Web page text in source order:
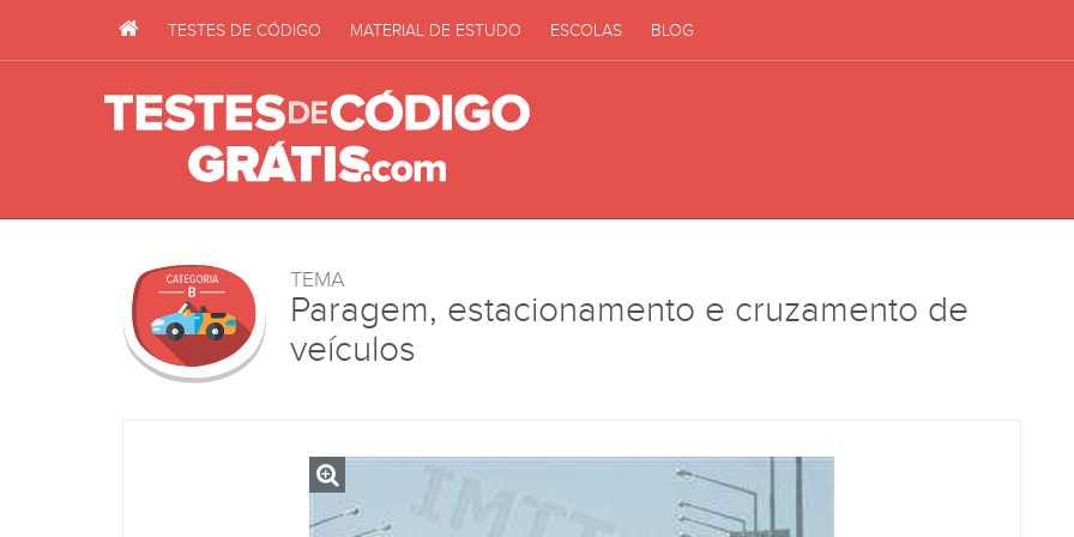
TESTES DE CÓDIGO MATERIAL DE ESTUDO ESCOLAS BLOG
TEMA
Paragem, estacionamento e cruzamento de
veículos